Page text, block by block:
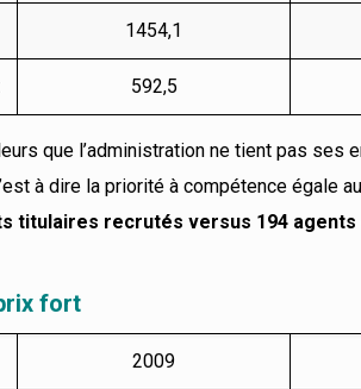
1454,1
592,5
que l’administration ne tient pas
à dire la priorité à compétence égale
titulaires recrutés versus 194
fort
2009